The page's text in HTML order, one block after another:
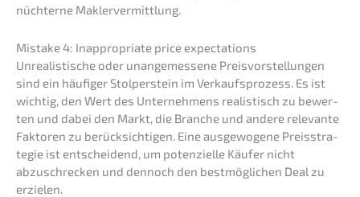
nüchter­ne Maklervermittlung.
Mista­ke 4: Inappro­pria­te price expectations
Unrea­lis­ti­sche oder unange­mes­se­ne Preis­vor­stel­lun­gen
sind ein häufi­ger Stolper­stein im Verkaufs­pro­zess. Es ist
wichtig, den Wert des Unter­neh­mens realis­tisch zu bewer­
ten und dabei den Markt, die Branche und andere relevan­te
Fakto­ren zu berück­sich­ti­gen. Eine ausge­wo­ge­ne Preis­stra­
te­gie ist entschei­dend, um poten­zi­el­le Käufer nicht
abzuschre­cken und dennoch den bestmög­li­chen Deal zu
erzielen.